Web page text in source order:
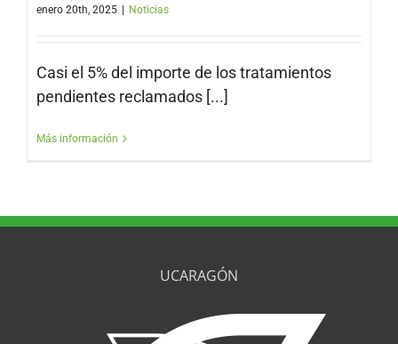
enero 20th, 2025 Noticias
Casi el 5% del importe de los tratamientos
pendientes reclamados [...]
Más información
UCARAGÓN